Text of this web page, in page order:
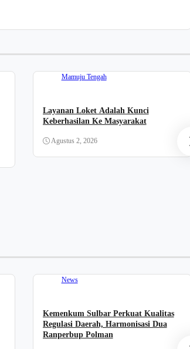
Mamuju Tengah
Layanan Loket Adalah Kunci
Keberhasilan Ke Masyarakat
Agustus 2, 2026
News
Kemenkum Sulbar Perkuat Kualitas
Regulasi Daerah, Harmonisasi Dua
Ranperbup Polman